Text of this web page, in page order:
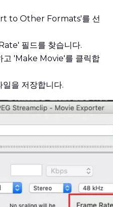
to Other Formats'를 선
필드를 찾습니다.
고 'Make Movie'를 클릭합
을 저장합니다.